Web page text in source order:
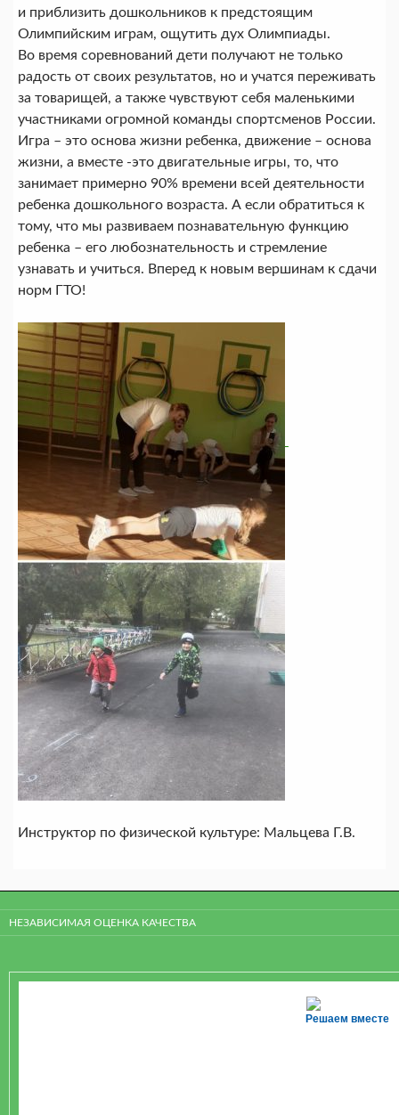
и приблизить дошкольников к предстоящим
Олимпийским играм, ощутить дух Олимпиады.
Во время соревнований дети получают не только
радость от своих результатов, но и учатся переживать
за товарищей, а также чувствуют себя маленькими
участниками огромной команды спортсменов России.
Игра – это основа жизни ребенка, движение – основа
жизни, а вместе -это двигательные игры, то, что
занимает примерно 90% времени всей деятельности
ребенка дошкольного возраста. А если обратиться к
тому, что мы развиваем познавательную функцию
ребенка – его любознательность и стремление
узнавать и учиться. Вперед к новым вершинам к сдачи
норм ГТО!
Инструктор по физической культуре: Мальцева Г.В.
НЕЗАВИСИМАЯ ОЦЕНКА КАЧЕСТВА
Решаем вместе